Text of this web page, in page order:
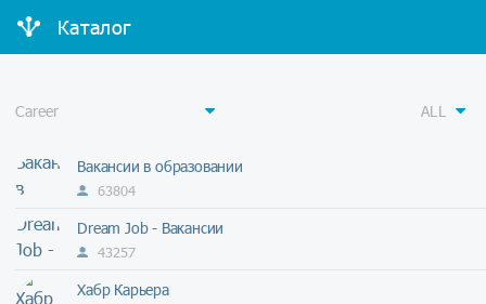
Каталог
Вакансии в образовании
63804
Dream Job - Вакансии
43257
Хабр Карьера